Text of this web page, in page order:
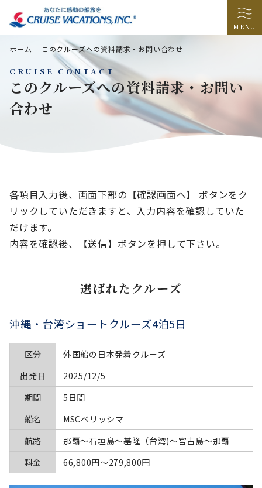
MENU
CRUISE CONTACT
このクルーズへの資料請求・お問い
合わせ
ホーム - このクルーズへの資料請求・お問い合わせ
各項目入力後、画面下部の【確認画面へ】 ボタンをク
リックしていただきますと、入力内容を確認していた
だけます。
内容を確認後、【送信】ボタンを押して下さい。
選ばれたクルーズ
沖縄・台湾ショートクルーズ4泊5日
区分
外国船の日本発着クルーズ
出発日
2025/12/5
期間
5日間
船名
MSCベリッシマ
航路
那覇～石垣島～基隆（台湾)～宮古島～那覇
料金
66,800円〜279,800円